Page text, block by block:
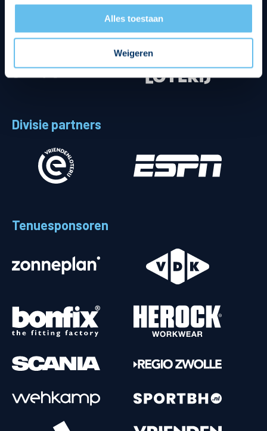
Alles toestaan
Weigeren
Divisie partners
Tenuesponsoren